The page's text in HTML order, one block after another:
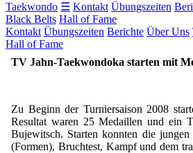
Taekwondo ☰ Kontakt Übungszeiten
Black Belts Hall of Fame
Kontakt Übungszeiten Berichte Über Uns
Hall of Fame